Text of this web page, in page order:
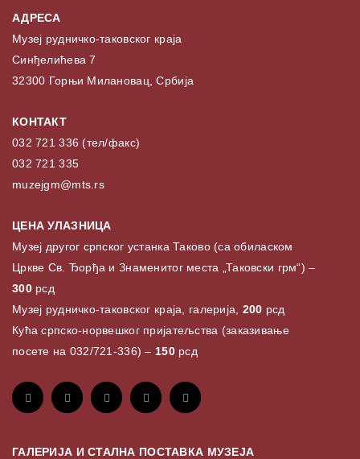
АДРЕСА
Музеј рудничко-таковског краја
Синђелићева 7
32300 Горњи Милановац, Србија
КОНТАКТ
032 721 336 (тел/факс)
032 721 335
muzejgm@mts.rs
ЦЕНА УЛАЗНИЦА
Музеј другог српског устанка Таково (са обиласком
Цркве Св. Ђорђа и Знаменитог места „Таковски грм“) –
300рсд
Музеј рудничко-таковског краја, галерија, 200 рсд
Кућа српско-норвешког пријатељства (заказивање
посете на 032/721-336) – 150рсд
ГАЛЕРИЈА И СТАЛНА ПОСТАВКА МУЗЕЈА